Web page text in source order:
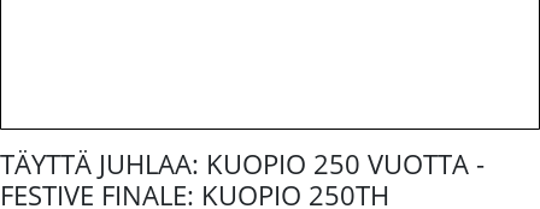
TÄYTTÄ JUHLAA: KUOPIO 250 VUOTTA -
FESTIVE FINALE: KUOPIO 250TH